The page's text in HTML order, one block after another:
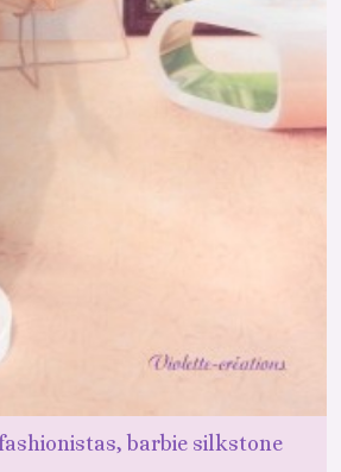
barbie silkstone